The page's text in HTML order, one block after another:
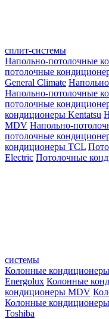
сплит-системы
Напольно-потолочные
потолочные
General Climate
Напольно-потолочные
потолочные
кондиционеры Kentatsu
MDV Напольно-
потолочные
кондиционеры TCL
Electric Потолочные
системы
Колонные
Energolux Колонные
кондиционеры MDV
Колонные
Toshiba